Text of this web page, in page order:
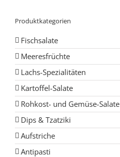
Produktkategorien
Fischsalate
Meeresfrüchte
Lachs-Spezialitäten
Kartoffel-Salate
Rohkost- und Gemüse-Salate
Dips & Tzatziki
Aufstriche
Antipasti